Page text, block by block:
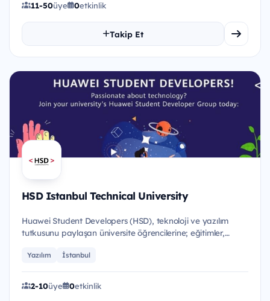
11-50üye 0etkinlik
Takip Et
HSD Istanbul Technical University
Huawei Student Developers (HSD), teknoloji ve yazılım
tutkusunu paylaşan üniversite öğrencilerine; eğitimler,
Yazılım İstanbul
2-10üye 0etkinlik